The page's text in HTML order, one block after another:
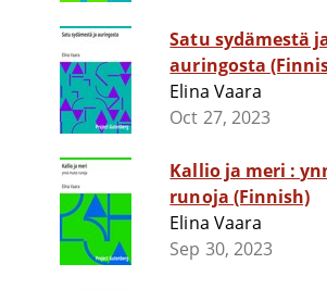
Satu sydämestä
auringosta
Elina Vaara
Oct 27, 2023
Kallio ja meri : ynnä muita
runoja (Finnish)
Elina Vaara
Sep 30, 2023